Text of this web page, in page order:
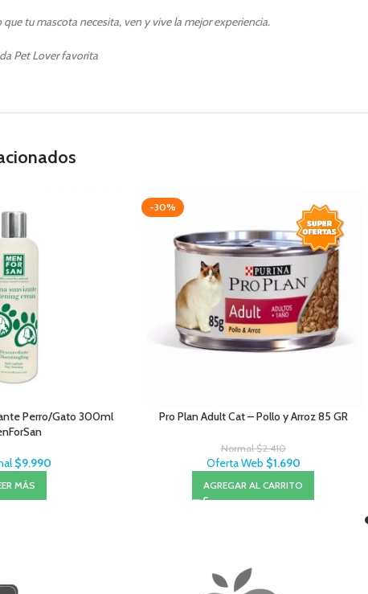
tu mascota necesita, ven y vive la mejor experiencia.
Pet Lover favorita
Perro/Gato 300ml
$9.990
MÁS
-30%
Pro Plan Adult Cat – Pollo y Arroz 85 GR
Normal$2.410
Oferta Web $1.690
AGREGAR AL CARRITO